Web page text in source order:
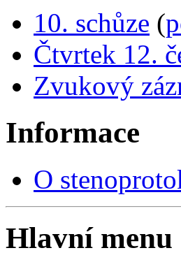
10. schůze (
Čtvrtek 12.
Zvukový
Informace
O
Hlavní menu